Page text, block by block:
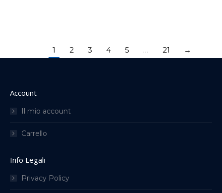
1 2 3 4 5 … 21 →
Account
Il mio account
Carrello
Info Legali
Privacy Policy